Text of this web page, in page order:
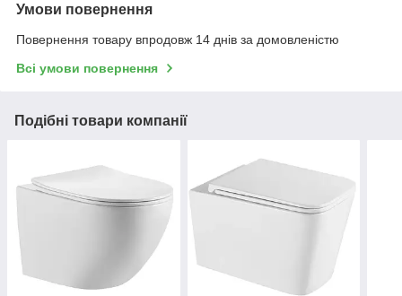
Умови повернення
Повернення товару впродовж 14 днів за домовленістю
Всі умови повернення
Подібні товари компанії